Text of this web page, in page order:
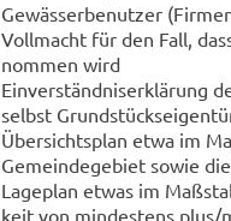
Ge­wäs­ser­be­nut­zer
Voll­macht für den Fall,
nom­men wird
Ein­ver­ständ­nis­er­klä­rung
selbst
Über­sichts­plan etwa im
Ge­mein­de­ge­biet sowie
La­ge­plan etwas im
keit von min­des­tens